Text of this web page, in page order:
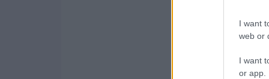
I want
web or
I want
or app.